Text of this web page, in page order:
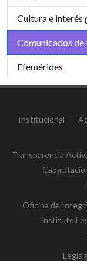
Cultura e interés
Comunicados de
Efemérides
Institucional
Transparencia
Oficina de
Instituto